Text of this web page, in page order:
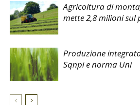
Agricoltura di
mette 2,8 milioni sul
Produzione
Sqnpi e norma Uni